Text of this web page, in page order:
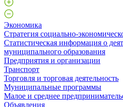
Экономика
Стратегия социально-
Статистическая информация о
муниципального образования
Предприятия и организации
Транспорт
Торговля и торговая деятельность
Муниципальные программы
Малое и среднее
Объявления